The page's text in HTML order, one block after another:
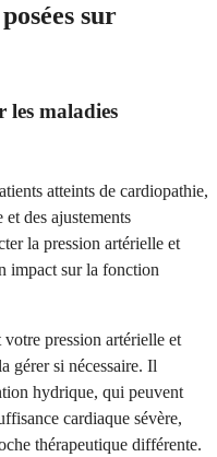
sur
les maladies
atteints de cardiopathie,
des ajustements
la pression artérielle et
impact sur la fonction
pression artérielle et
gérer si nécessaire. Il
hydrique, qui peuvent
cardiaque sévère,
thérapeutique différente.